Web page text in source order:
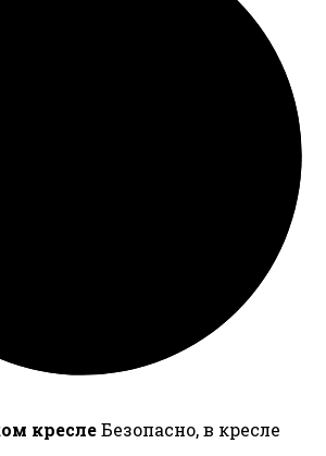
креслеБезопасно, в кресле